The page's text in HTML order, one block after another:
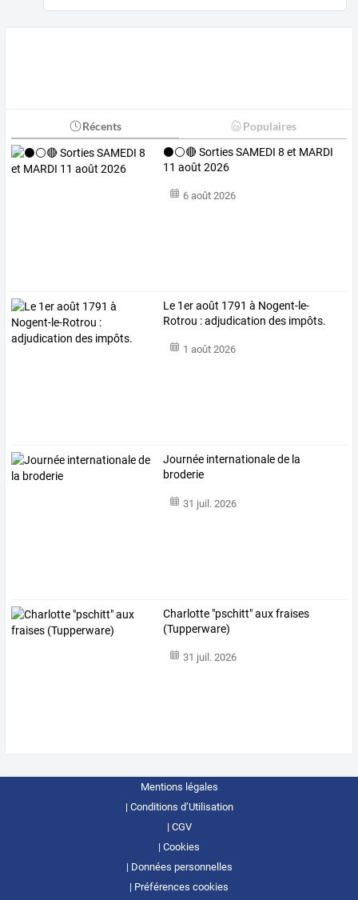
Récents Populaires
⚫⚪🔴 Sorties SAMEDI 8 et MARDI
11 août 2026
6 août 2026
Le 1er août 1791 à Nogent-le-
Rotrou : adjudication des impôts.
1 août 2026
Journée internationale de la
broderie
31 juil. 2026
Charlotte "pschitt" aux fraises
(Tupperware)
31 juil. 2026
Mentions légales
Conditions d’Utilisation
CGV
Cookies
Données personnelles
Préférences cookies